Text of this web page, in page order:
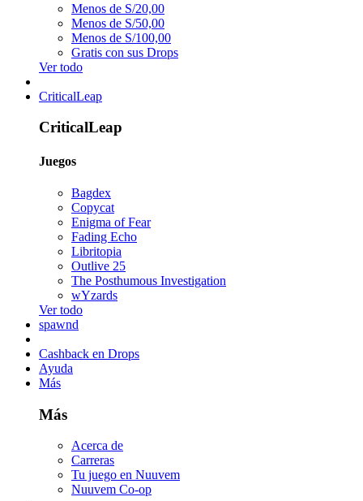
Menos de S/20,00
Menos de S/50,00
Menos de S/100,00
Gratis con sus Drops
Ver todo
CriticalLeap
CriticalLeap
Juegos
Bagdex
Copycat
Enigma of Fear
Fading Echo
Libritopia
Outlive 25
The Posthumous Investigation
wYzards
Ver todo
spawnd
Cashback en Drops
Ayuda
Más
Más
Acerca de
Carreras
Tu juego en Nuuvem
Nuuvem Co-op